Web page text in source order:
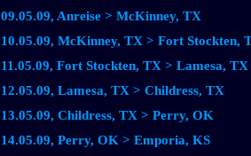
09.05.09, Anreise > McKinney, TX
10.05.09, McKinney, TX > Fort Stockten,
11.05.09, Fort Stockten, TX > Lamesa, TX
12.05.09, Lamesa, TX > Childress, TX
13.05.09, Childress, TX > Perry, OK
14.05.09, Perry, OK > Emporia, KS